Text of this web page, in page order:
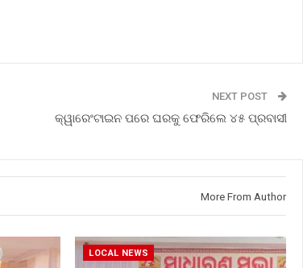
NEXT POST
କ୍ୱାରେଂଟାଇନ ପରେ ଘରକୁ ଫେରିଲେ ୪୫ ପ୍ରବାସୀ
More From Author
LOCAL NEWS